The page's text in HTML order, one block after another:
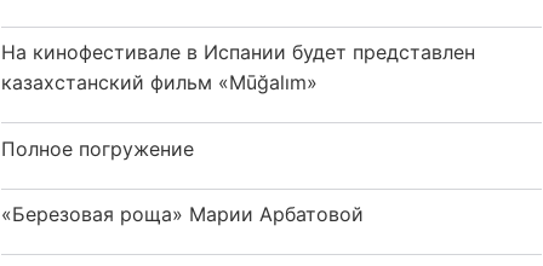
На кинофестивале в Испании будет представлен
казахстанский фильм «Mūğalım»
Полное погружение
«Березовая роща» Марии Арбатовой